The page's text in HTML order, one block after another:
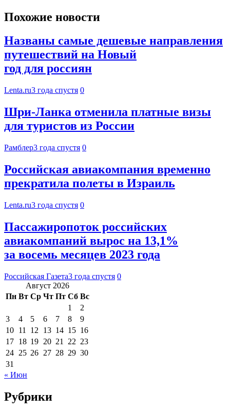
Похожие новости
Названы самые дешевые направления
путешествий на Новый
год для россиян
Lenta.ru3 года спустя 0
Шри-Ланка отменила платные визы
для туристов из России
Рамблер3 года спустя 0
Российская авиакомпания временно
прекратила полеты в Израиль
Lenta.ru3 года спустя 0
Пассажиропоток российских
авиакомпаний вырос на 13,1%
за восемь месяцев 2023 года
Российская Газета3 года спустя 0
Август 2026
Пн Вт Ср Чт Пт Сб Вс
1
2
3
4 5 6 7 8
9
10 11 12 13 14 15 16
17 18 19 20 21 22 23
24 25 26 27 28 29 30
31
« Июн
Рубрики